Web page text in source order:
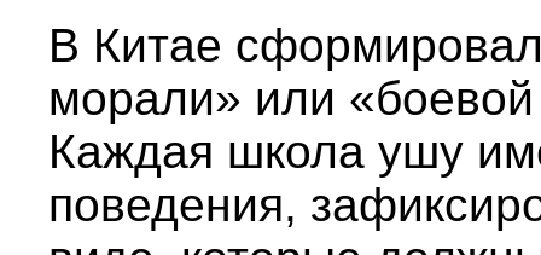
В Китае
морали» или
Каждая школа ушу
поведения,